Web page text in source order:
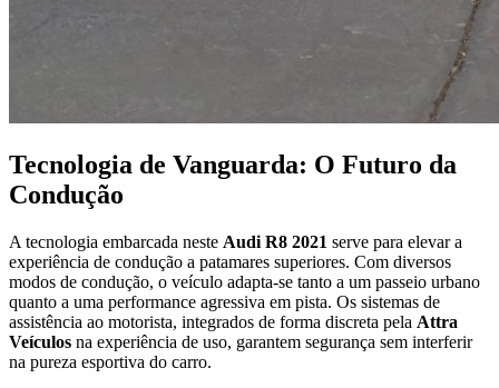
Tecnologia de Vanguarda: O Futuro da
Condução
A tecnologia embarcada neste Audi R8 2021 serve para elevar a
experiência de condução a patamares superiores. Com diversos
modos de condução, o veículo adapta-se tanto a um passeio urbano
quanto a uma performance agressiva em pista. Os sistemas de
assistência ao motorista, integrados de forma discreta pela Attra
Veículos na experiência de uso, garantem segurança sem interferir
na pureza esportiva do carro.